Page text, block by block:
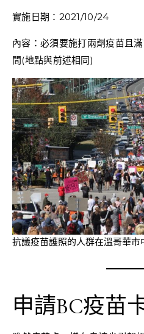
實施日期：2021/10/24
內容：必須要施打兩劑疫苗且
間(地點與前述相同)
抗議疫苗護照的人群在溫哥華
申請BC疫苗